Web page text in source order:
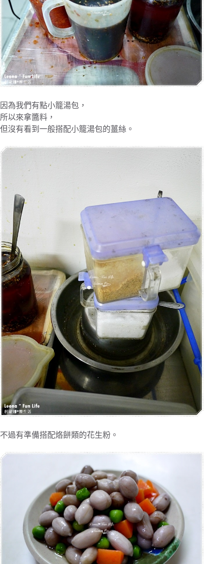
因為我們有點小籠湯包，
所以來拿醬料，
但沒有看到一般搭配小籠湯包的薑絲。
不過有準備搭配烙餅類的花生粉。